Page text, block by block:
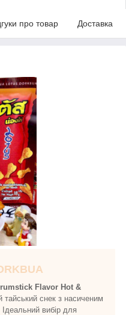
про товар Доставка
Flavor Hot &
снек з насиченим
вибір для